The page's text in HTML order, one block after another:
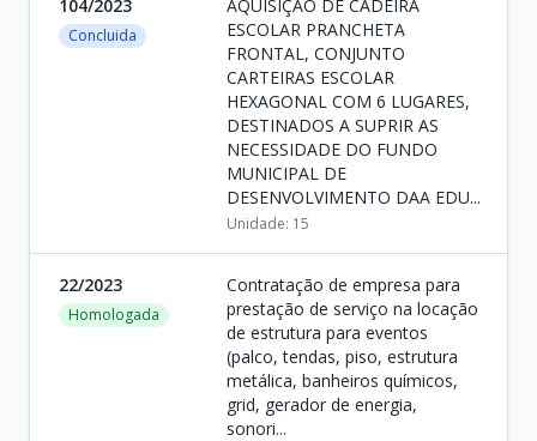
104/2023
Concluida
AQUISIÇÃO DE CADEIRA
ESCOLAR PRANCHETA
FRONTAL, CONJUNTO
CARTEIRAS ESCOLAR
HEXAGONAL COM 6 LUGARES,
DESTINADOS A SUPRIR AS
NECESSIDADE DO FUNDO
MUNICIPAL DE
DESENVOLVIMENTO DAA EDU...
Unidade: 15
22/2023
Homologada
Contratação de empresa para
prestação de serviço na locação
de estrutura para eventos
(palco, tendas, piso, estrutura
metálica, banheiros químicos,
grid, gerador de energia,
sonori...